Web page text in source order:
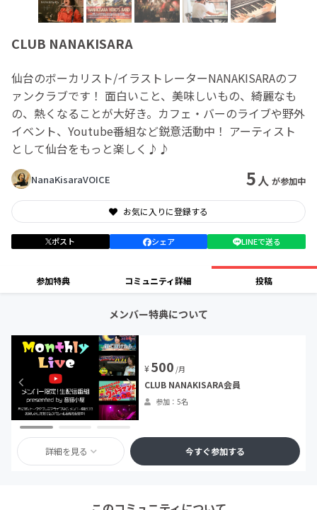
CLUB NANAKISARA
仙台のボーカリスト/イラストレーターNANAKISARAのフ
ァンクラブです！ 面白いこと、美味しいもの、綺麗なも
の、熱くなることが大好き。カフェ・バーのライブや野外
イベント、Youtube番組など鋭意活動中！ アーティスト
として仙台をもっと楽しく♪♪
NanaKisaraVOICE 5人 が参加中
お気に入りに登録する
ポスト シェア LINEで送る
参加特典 コミュニティ詳細 投稿
メンバー特典について
¥500 /月
CLUB NANAKISARA会員
参加：5名
詳細を見る 今すぐ参加する